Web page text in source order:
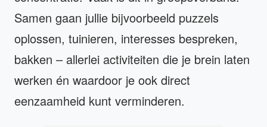
Samen gaan jullie bijvoorbeeld puzzels
oplossen, tuinieren, interesses bespreken,
bakken – allerlei activiteiten die je brein laten
werken én waardoor je ook direct
eenzaamheid kunt verminderen.